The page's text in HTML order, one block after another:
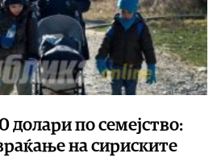
долари по семејство:
на сириските